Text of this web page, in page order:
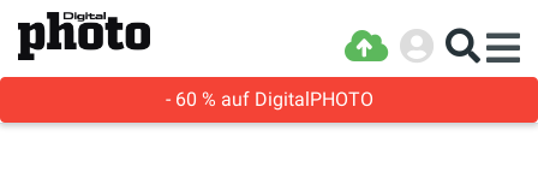
- 60 % auf DigitalPHOTO